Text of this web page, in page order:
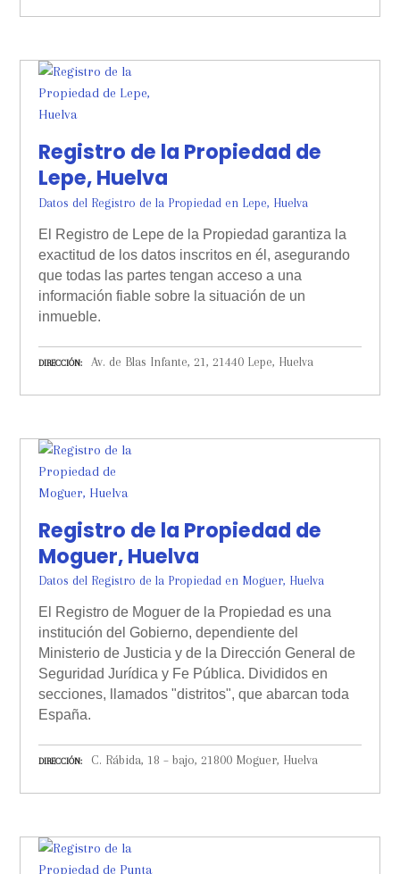
Registro de la Propiedad de
Lepe, Huelva
Datos del Registro de la Propiedad en Lepe, Huelva
El Registro de Lepe de la Propiedad garantiza la
exactitud de los datos inscritos en él, asegurando
que todas las partes tengan acceso a una
información fiable sobre la situación de un
inmueble.
DIRECCIÓN Av. de Blas Infante, 21, 21440 Lepe, Huelva
Registro de la Propiedad de
Moguer, Huelva
Datos del Registro de la Propiedad en Moguer, Huelva
El Registro de Moguer de la Propiedad es una
institución del Gobierno, dependiente del
Ministerio de Justicia y de la Dirección General de
Seguridad Jurídica y Fe Pública. Divididos en
secciones, llamados "distritos", que abarcan toda
España.
DIRECCIÓN C. Rábida, 18 – bajo, 21800 Moguer, Huelva